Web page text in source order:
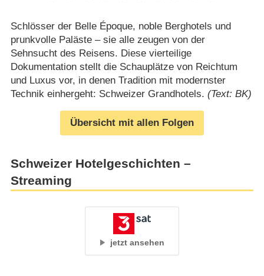
Schlösser der Belle Époque, noble Berghotels und
prunkvolle Paläste – sie alle zeugen von der
Sehnsucht des Reisens. Diese vierteilige
Dokumentation stellt die Schauplätze von Reichtum
und Luxus vor, in denen Tradition mit modernster
Technik einhergeht: Schweizer Grandhotels. (Text: BK)
Übersicht mit allen Folgen
Schweizer Hotelgeschichten –
Streaming
jetzt ansehen